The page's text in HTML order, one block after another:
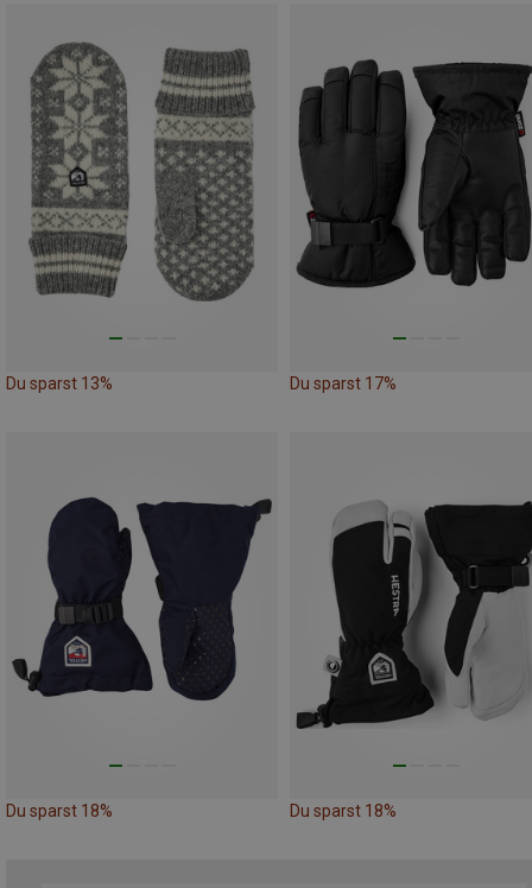
Du sparst 13% Du sparst 17%
Du sparst 18% Du sparst 18%